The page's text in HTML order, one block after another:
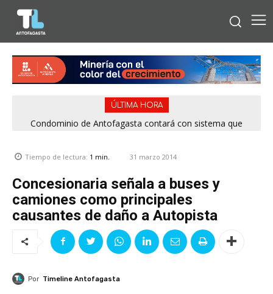
ÚLTIMA HORA
Condominio de Antofagasta contará con sistema que
Tiempo de lectura: 1 min. 31 marzo 2014
Concesionaria señala a buses y
camiones como principales
causantes de daño a Autopista
Por Timeline Antofagasta